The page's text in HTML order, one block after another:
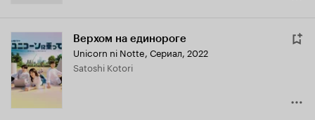
Верхом на единороге
Unicorn ni Notte, Сериал, 2022
Satoshi Kotori